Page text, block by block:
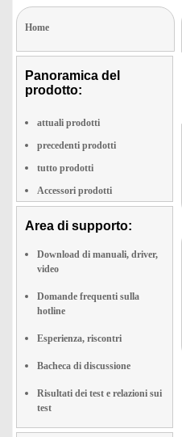
Home
Panoramica del
prodotto:
attuali prodotti
precedenti prodotti
tutto prodotti
Accessori prodotti
Area di supporto:
Download di manuali, driver,
video
Domande frequenti sulla
hotline
Esperienza, riscontri
Bacheca di discussione
Risultati dei test e relazioni sui
test